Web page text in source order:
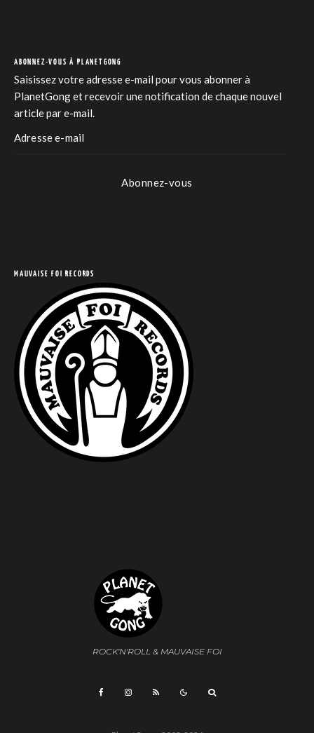
ABONNEZ-VOUS À PLANETGONG
Saisissez votre adresse e-mail pour vous abonner à
PlanetGong et recevoir une notification de chaque nouvel
article par e-mail.
Abonnez-vous
MAUVAISE FOI RECORDS
ROCK'N'ROLL & MAUVAISE FOI